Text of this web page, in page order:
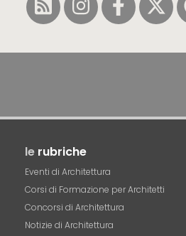
le rubriche
Eventi di Architettura
Corsi di Formazione per Architetti
Concorsi di Architettura
Notizie di Architettura